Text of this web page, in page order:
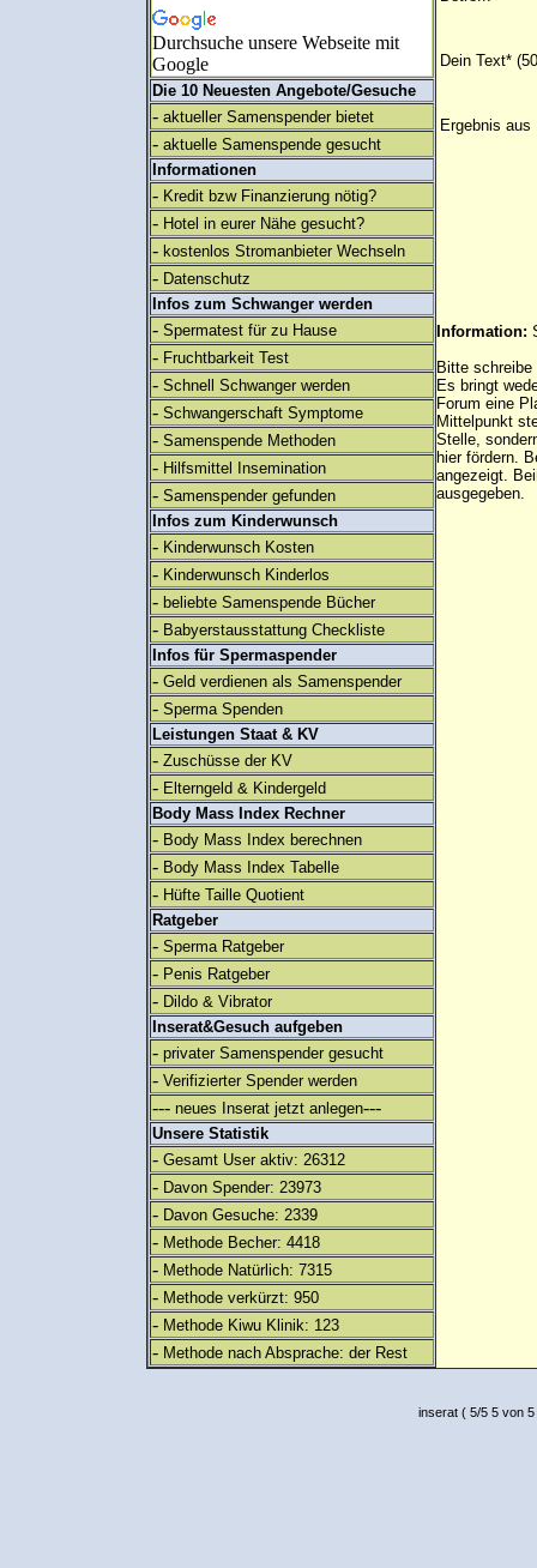
Durchsuche unsere Webseite mit
Google
Die 10 Neuesten Angebote/Gesuche
- aktueller Samenspender bietet
- aktuelle Samenspende gesucht
Informationen
- Kredit bzw Finanzierung nötig?
- Hotel in eurer Nähe gesucht?
- kostenlos Stromanbieter Wechseln
- Datenschutz
Infos zum Schwanger werden
- Spermatest für zu Hause
- Fruchtbarkeit Test
- Schnell Schwanger werden
- Schwangerschaft Symptome
- Samenspende Methoden
- Hilfsmittel Insemination
- Samenspender gefunden
Infos zum Kinderwunsch
- Kinderwunsch Kosten
- Kinderwunsch Kinderlos
- beliebte Samenspende Bücher
- Babyerstausstattung Checkliste
Infos für Spermaspender
- Geld verdienen als Samenspender
- Sperma Spenden
Leistungen Staat & KV
- Zuschüsse der KV
- Elterngeld & Kindergeld
Body Mass Index Rechner
- Body Mass Index berechnen
- Body Mass Index Tabelle
- Hüfte Taille Quotient
Ratgeber
- Sperma Ratgeber
- Penis Ratgeber
- Dildo & Vibrator
Inserat&Gesuch aufgeben
- privater Samenspender gesucht
- Verifizierter Spender werden
--- neues Inserat jetzt anlegen---
Unsere Statistik
- Gesamt User aktiv: 26312
- Davon Spender: 23973
- Davon Gesuche: 2339
- Methode Becher: 4418
- Methode Natürlich: 7315
- Methode verkürzt: 950
- Methode Kiwu Klinik: 123
- Methode nach Absprache: der Rest
Dein Text*
Ergebnis aus
Information:
Bitte
Es bringt
Forum eine
Mittelpunkt
Stelle,
hier fördern.
angezeigt.
ausgegeben.
inserat( 5/5 5 von 5